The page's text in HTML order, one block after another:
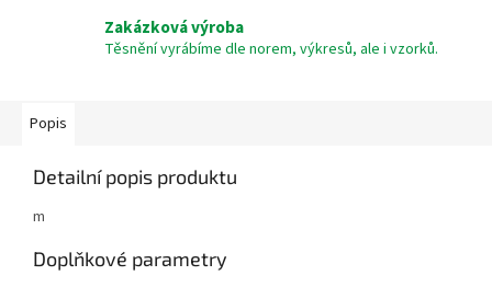
Zakázková výroba
Těsnění vyrábíme dle norem, výkresů, ale i vzorků.
Popis
Detailní popis produktu
m
Doplňkové parametry